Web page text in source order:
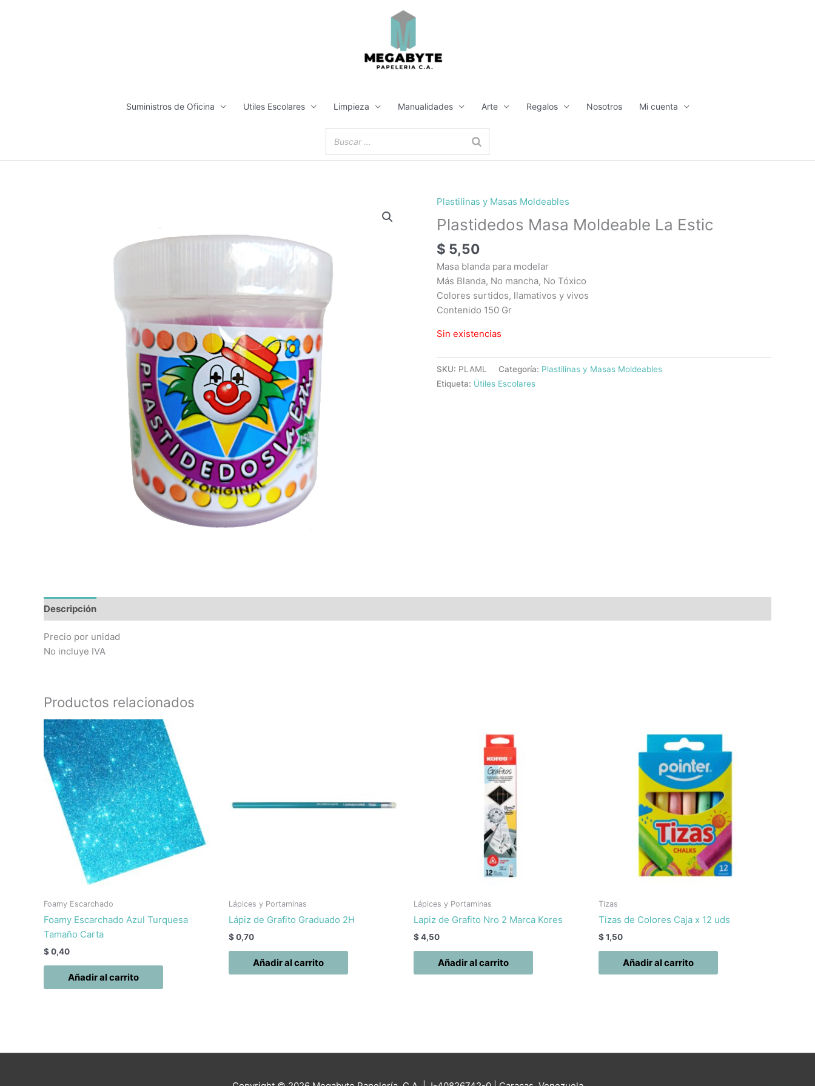
Suministros de Oficina Utiles Escolares Limpieza Manualidades Arte Regalos Nosotros Mi cuenta
Plastilinas y Masas Moldeables
Plastidedos Masa Moldeable La Estic
$ 5,50
Masa blanda para modelar
Más Blanda, No mancha, No Tóxico
Colores surtidos, llamativos y vivos
Contenido 150 Gr
Sin existencias
SKU: PLAML Categoría: Plastilinas y Masas Moldeables
Etiqueta: Útiles Escolares
Descripción
Precio por unidad
No incluye IVA
Productos relacionados
Foamy Escarchado
Foamy Escarchado Azul Turquesa
Tamaño Carta
$0,40
Añadir al carrito
Lápices y Portaminas
Lápiz de Grafito Graduado 2H
$0,70
Añadir al carrito
Lápices y Portaminas
Lapiz de Grafito Nro 2 Marca Kores
$4,50
Añadir al carrito
Tizas
Tizas de Colores Caja x 12 uds
$1,50
Añadir al carrito